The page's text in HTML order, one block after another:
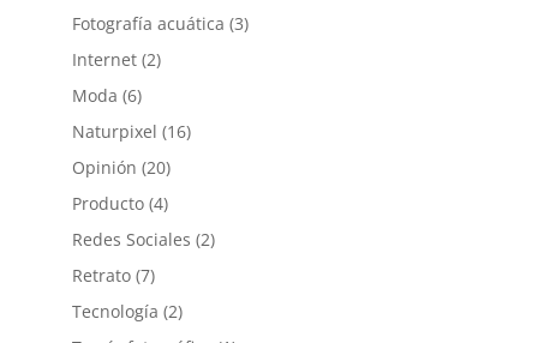
Fotografía acuática (3)
Internet(2)
Moda (6)
Naturpixel (16)
Opinión (20)
Producto(4)
Redes Sociales (2)
Retrato(7)
Tecnología (2)